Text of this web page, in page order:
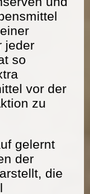
jeder
so
vor der
zu
gelernt
der
die